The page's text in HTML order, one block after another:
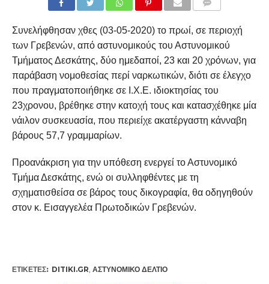
Συνελήφθησαν χθες (03-05-2020) το πρωί, σε περιοχή
των Γρεβενών, από αστυνομικούς του Αστυνομικού
Τμήματος Δεσκάτης, δύο ημεδαποί, 23 και 20 χρόνων, για
παράβαση νομοθεσίας περί ναρκωτικών, διότι σε έλεγχο
που πραγματοποιήθηκε σε Ι.Χ.Ε. ιδιοκτησίας του
23χρονου, βρέθηκε στην κατοχή τους και κατασχέθηκε μία
νάιλον συσκευασία, που περιείχε ακατέργαστη κάνναβη
βάρους 57,7 γραμμαρίων.
Προανάκριση για την υπόθεση ενεργεί το Αστυνομικό
Τμήμα Δεσκάτης, ενώ οι συλληφθέντες με τη
σχηματισθείσα σε βάρος τους δικογραφία, θα οδηγηθούν
στον κ. Εισαγγελέα Πρωτοδικών Γρεβενών.
ΕΤΙΚΕΤΕΣ: DITIKI.GR, ΑΣΤΥΝΟΜΙΚΌ ΔΕΛΤΊΟ